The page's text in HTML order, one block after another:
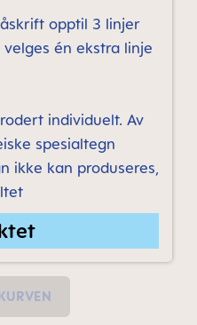
opptil 3 linjer
én ekstra linje
individuelt. Av
spesialtegn
ikke kan produseres,
to increase or decrease the